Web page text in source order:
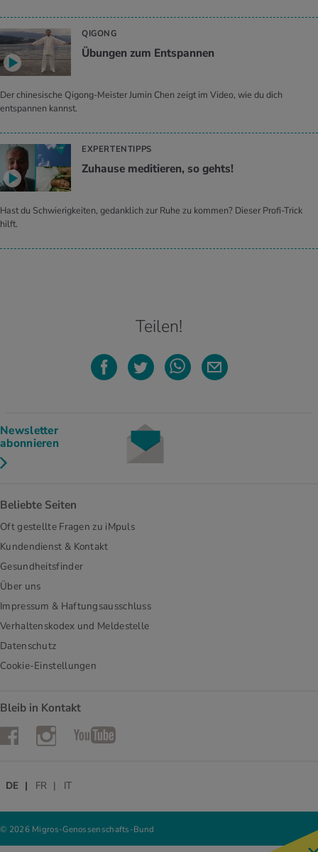
QIGONG
Übungen zum Entspannen
Der chinesische Qigong-Meister Jumin Chen zeigt im Video, wie du dich
entspannen kannst.
EXPERTENTIPPS
Zuhause meditieren, so gehts!
Hast du Schwierigkeiten, gedanklich zur Ruhe zu kommen? Dieser Profi-Trick
hilft.
Teilen!
Newsletter
abonnieren
Beliebte Seiten
Oft gestellte Fragen zu iMpuls
Kundendienst & Kontakt
Gesundheitsfinder
Über uns
Impressum & Haftungsausschluss
Verhaltenskodex und Meldestelle
Datenschutz
Cookie-Einstellungen
Bleib in Kontakt
FacebookInstagramYouTube
© 2026 Migros-Genossenschafts-Bund
DE FR IT